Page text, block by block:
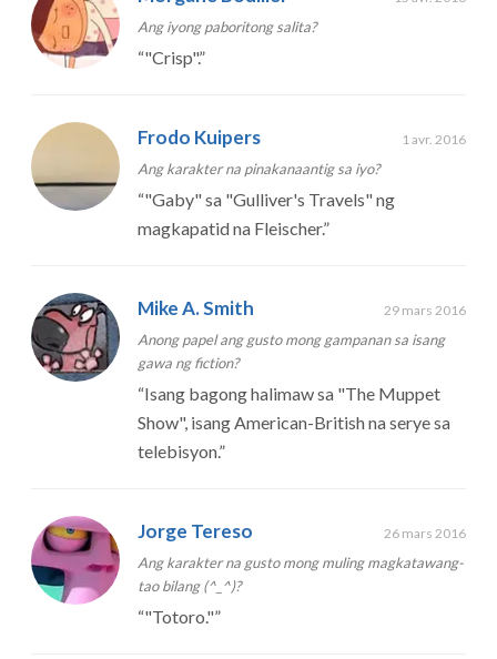
Ang iyong paboritong salita?
“"Crisp".”
Frodo Kuipers 1 avr. 2016
Ang karakter na pinakanaantig sa iyo?
“"Gaby" sa "Gulliver's Travels" ng
magkapatid na Fleischer.”
Mike A. Smith 29 mars 2016
Anong papel ang gusto mong gampanan sa isang
gawa ng fiction?
“Isang bagong halimaw sa "The Muppet
Show", isang American-British na serye sa
telebisyon.”
Jorge Tereso 26 mars 2016
Ang karakter na gusto mong muling magkatawang-
tao bilang (^_^)?
“"Totoro."”